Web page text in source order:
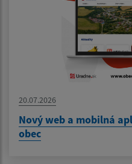
20.07.2026
Nový web a mobilná
obec